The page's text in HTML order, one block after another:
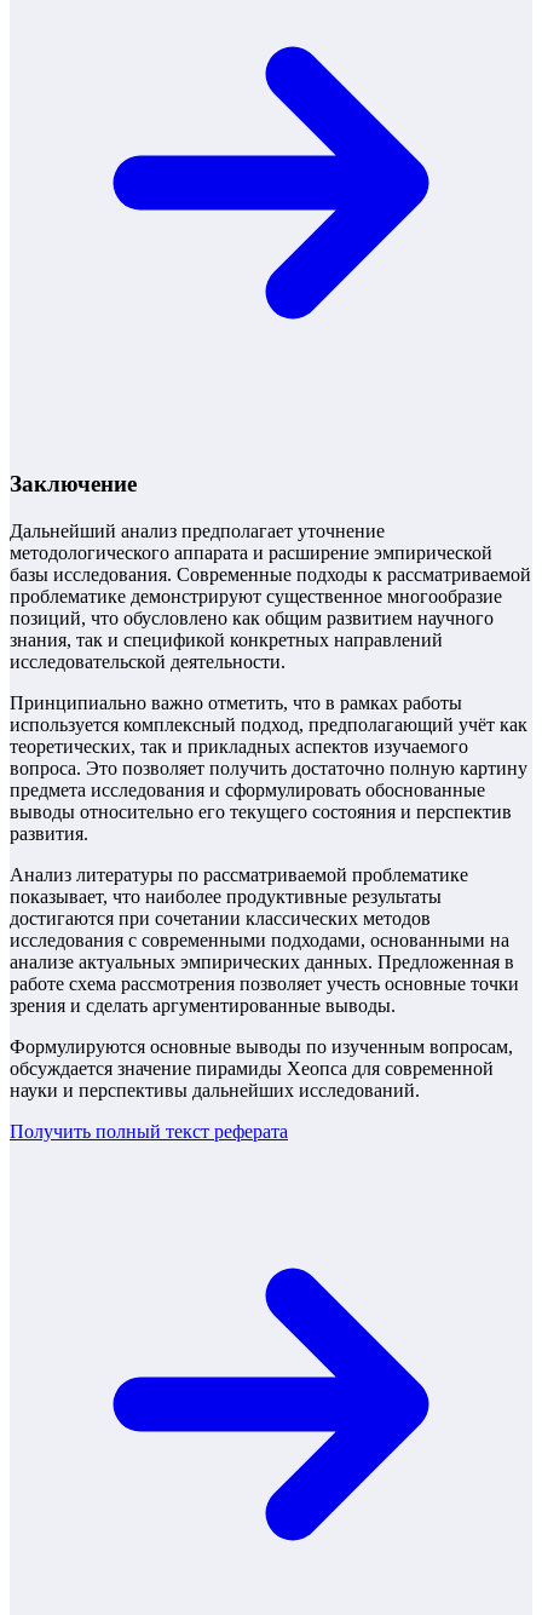
Заключение
Дальнейший анализ предполагает уточнение
методологического аппарата и расширение эмпирической
базы исследования. Современные подходы к рассматриваемой
проблематике демонстрируют существенное многообразие
позиций, что обусловлено как общим развитием научного
знания, так и спецификой конкретных направлений
исследовательской деятельности.
Принципиально важно отметить, что в рамках работы
используется комплексный подход, предполагающий учёт как
теоретических, так и прикладных аспектов изучаемого
вопроса. Это позволяет получить достаточно полную картину
предмета исследования и сформулировать обоснованные
выводы относительно его текущего состояния и перспектив
развития.
Анализ литературы по рассматриваемой проблематике
показывает, что наиболее продуктивные результаты
достигаются при сочетании классических методов
исследования с современными подходами, основанными на
анализе актуальных эмпирических данных. Предложенная в
работе схема рассмотрения позволяет учесть основные точки
зрения и сделать аргументированные выводы.
Формулируются основные выводы по изученным вопросам,
обсуждается значение пирамиды Хеопса для современной
науки и перспективы дальнейших исследований.
Получить полный текст реферата